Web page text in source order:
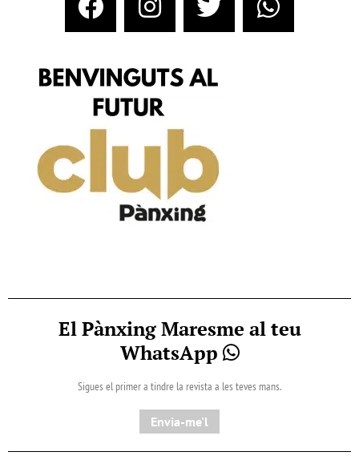
El Pànxing Maresme al teu
WhatsApp
Sigues el primer a tindre la revista a les teves mans.
Envia-me'l